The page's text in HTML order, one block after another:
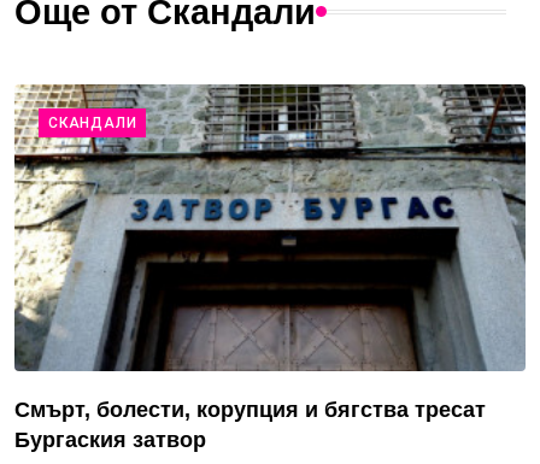
Още от Скандали
СКАНДАЛИ
Смърт, болести, корупция и бягства тресат
Бургаския затвор